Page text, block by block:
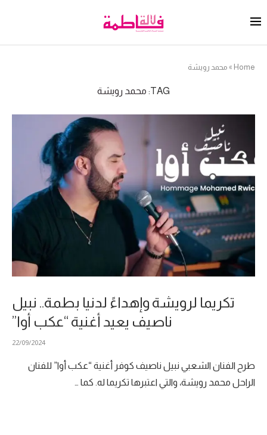
Home
» محمد رويشة
TAG: محمد رويشة
تكريما لرويشة وإهداءً لدنيا بطمة.. نبيل
ناصيف يعيد أغنية “عكب أوا”
22/09/2024
طرح الفنان الشعبي نبيل ناصيف كوفر أغنية “عكب أوا” للفنان
الراحل محمد رويشة، والتي اعتبرها تكريما له. كما …